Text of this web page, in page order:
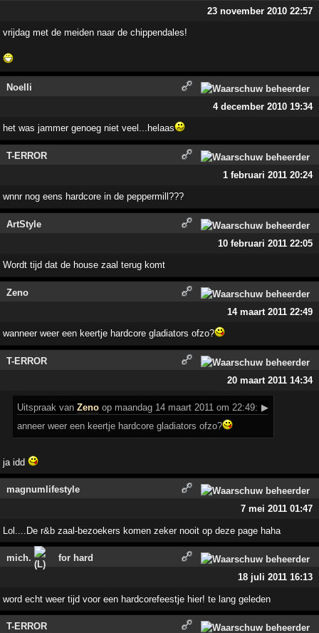
23 november 2010 22:57
vrijdag met de meiden naar de chippendales!
Noelli
4 december 2010 19:34
het was jammer genoeg niet veel...helaas
T-ERROR
1 februari 2011 20:24
wnnr nog eens hardcore in de peppermill???
ArtStyle
10 februari 2011 22:05
Wordt tijd dat de house zaal terug komt
Zeno
14 maart 2011 22:49
wanneer weer een keertje hardcore gladiators ofzo?
T-ERROR
20 maart 2011 14:34
Uitspraak vanZeno op maandag 14 maart 2011 om 22:49: ▶
anneer weer een keertje hardcore gladiators ofzo?
ja idd
magnumlifestyle
7 mei 2011 01:47
Lol....De r&b zaal-bezoekers komen zeker nooit op deze page haha
mich.
for hard
18 juli 2011 16:13
word echt weer tijd voor een hardcorefeestje hier! te lang geleden
T-ERROR